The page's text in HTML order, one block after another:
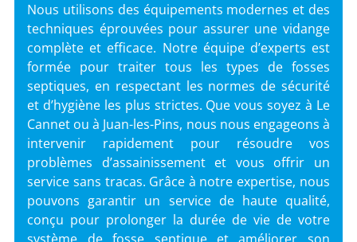
Nous utilisons des équipements modernes et des
techniques éprouvées pour assurer une vidange
complète et efficace. Notre équipe d’experts est
formée pour traiter tous les types de fosses
septiques, en respectant les normes de sécurité
et d’hygiène les plus strictes. Que vous soyez à Le
Cannet ou à Juan-les-Pins, nous nous engageons à
intervenir rapidement pour résoudre vos
problèmes d’assainissement et vous offrir un
service sans tracas. Grâce à notre expertise, nous
pouvons garantir un service de haute qualité,
conçu pour prolonger la durée de vie de votre